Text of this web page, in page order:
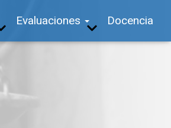
Evaluaciones Docencia